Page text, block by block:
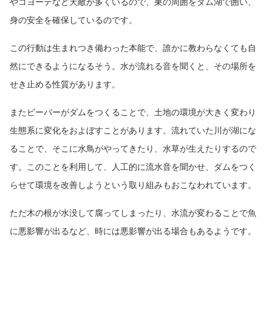
身の安全を確保しているのです。
この行動は生まれつき備わった本能で、誰かに教わらなくても自
然にできるようになるそう。水が流れる音を聞くと、その場所を
せき止める性質があります。
またビーバーがダムをつくることで、土地の環境が大きく変わり
生態系に変化をおよぼすことがあります。流れていた川が湖にな
ることで、そこに水鳥がやってきたり、水草が生えたりするので
す。このことを利用して、人工的に流水音を聞かせ、ダムをつく
らせて環境を改善しようという取り組みもおこなわれています。
ただ木の根が水没して腐ってしまったり、水流が変わることで魚
に悪影響が出るなど、時には悪影響が出る場合もあるようです。